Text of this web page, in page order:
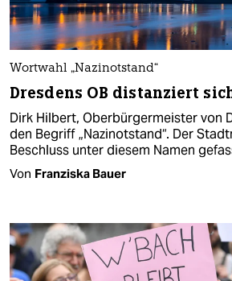
Wortwahl „Nazinotstand“
Dresdens OB distanziert
Dirk Hilbert, Oberbürgermeister von
den Begriff „Nazinotstand“. Der
Beschluss unter diesem Namen
Von Franziska Bauer